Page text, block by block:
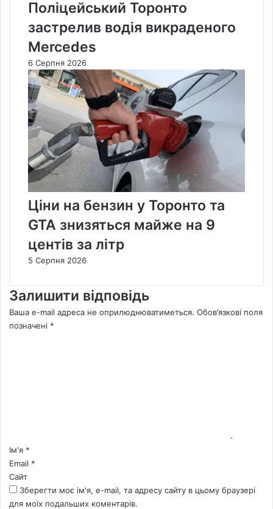
Поліцейський Торонто
застрелив водія викраденого
Mercedes
6 Серпня 2026
Ціни на бензин у Торонто та
GTA знизяться майже на 9
центів за літр
5 Серпня 2026
Залишити відповідь
Ваша e-mail адреса не оприлюднюватиметься. Обов’язкові поля
позначені *
*Ім'я *
Email *
Сайт
Зберегти моє ім'я, e-mail, та адресу сайту в цьому браузері
для моїх подальших коментарів.